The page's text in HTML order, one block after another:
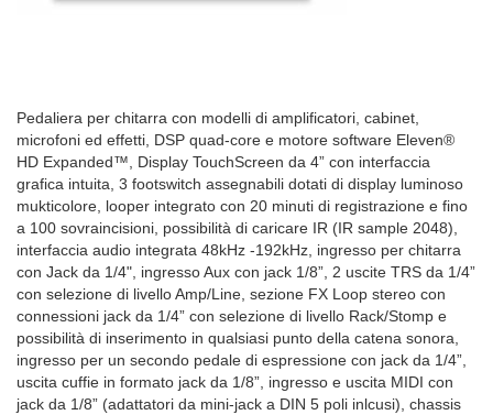
Pedaliera per chitarra con modelli di amplificatori, cabinet,
microfoni ed effetti, DSP quad-core e motore software Eleven®
HD Expanded™, Display TouchScreen da 4” con interfaccia
grafica intuita, 3 footswitch assegnabili dotati di display luminoso
mukticolore, looper integrato con 20 minuti di registrazione e fino
a 100 sovraincisioni, possibilità di caricare IR (IR sample 2048),
interfaccia audio integrata 48kHz -192kHz, ingresso per chitarra
con Jack da 1/4", ingresso Aux con jack 1/8”, 2 uscite TRS da 1/4”
con selezione di livello Amp/Line, sezione FX Loop stereo con
connessioni jack da 1/4” con selezione di livello Rack/Stomp e
possibilità di inserimento in qualsiasi punto della catena sonora,
ingresso per un secondo pedale di espressione con jack da 1/4”,
uscita cuffie in formato jack da 1/8”, ingresso e uscita MIDI con
jack da 1/8” (adattatori da mini-jack a DIN 5 poli inlcusi), chassis